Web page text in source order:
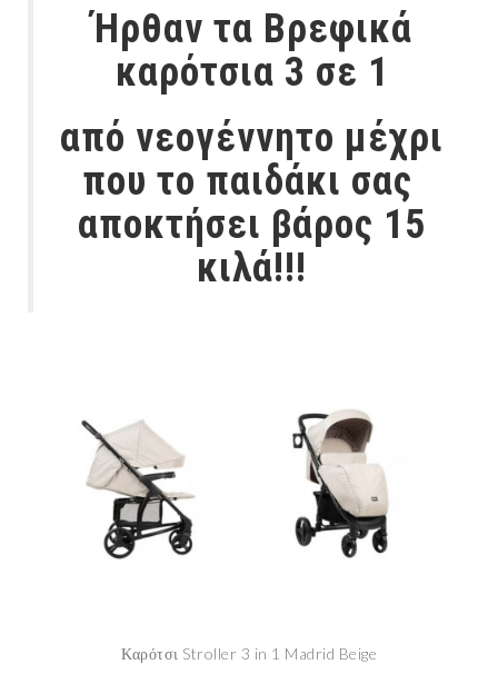
Ήρθαν τα Βρεφικά
καρότσια 3 σε 1
από νεογέννητο μέχρι
που το παιδάκι σας
αποκτήσει βάρος 15
κιλά!!!
Καρότσι Stroller 3 in 1 Madrid Beige